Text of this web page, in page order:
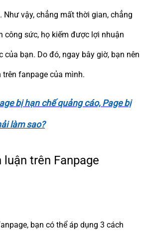
vậy, chẳng mất thời gian, chẳng
công sức, họ kiếm được lợi nhuận
của bạn. Do đó, ngay bây giờ, bạn nên
fanpage của mình.
bị hạn chế quảng cáo, Page bị
làm sao?
trên Fanpage
bạn có thể áp dụng 3 cách